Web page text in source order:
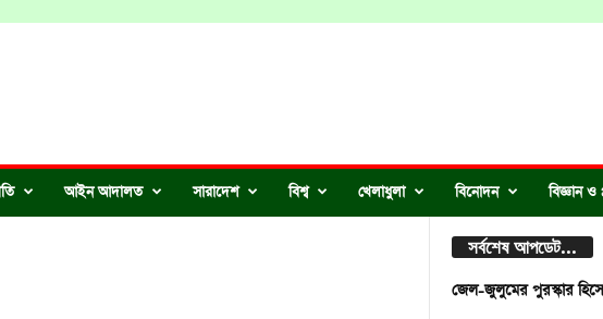
আইন আদালত সারাদেশ বিশ্ব খেলাধুলা বিনোদন বিজ্ঞান ও
সর্বশেষ আপডেট...
জেল-জুলুমের পুরস্কার